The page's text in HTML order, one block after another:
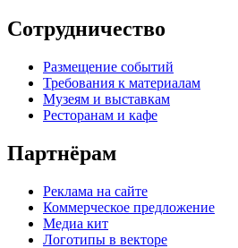
Сотрудничество
Размещение событий
Требования к материалам
Музеям и выставкам
Ресторанам и кафе
Партнёрам
Реклама на сайте
Коммерческое предложение
Медиа кит
Логотипы в векторе